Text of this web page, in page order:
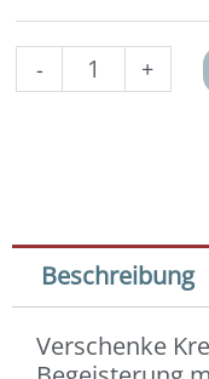
- +
Beschreibung
Verschenke